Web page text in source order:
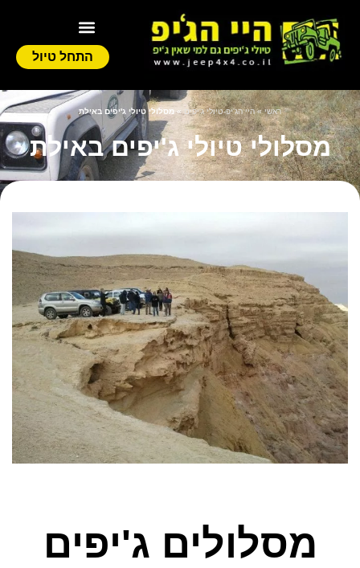
התחל טיול
ראשי»היי הג'יפ-טיולי ג'יפים »מסלולי טיולי ג'יפים באילת
מסלולי טיולי ג'יפים באילת
מסלולים ג'יפים